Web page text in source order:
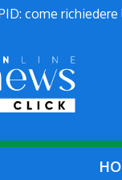
come